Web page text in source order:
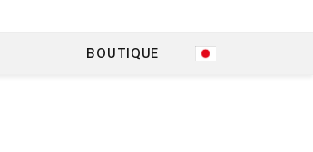
BOUTIQUE